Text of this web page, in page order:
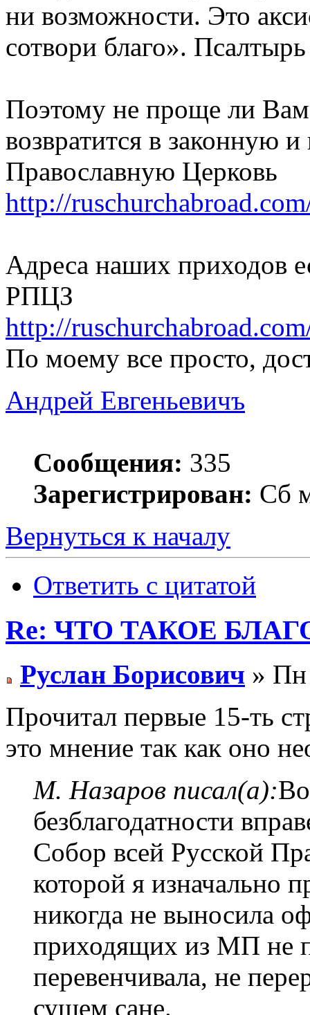
ни возможности. Это
сотвори благо».
Поэтому не проще ли
возвратится в законную
Православную Церковь
http://
Адреса наших приходов
РПЦЗ
http://
По моему все просто,
Андрей Евгеньевичъ
Сообщения: 335
Зарегистрирован: Сб
Вернуться к началу
Ответить с цитатой
Re: ЧТО ТАКОЕ
Руслан Борисович » Пн
Прочитал первые 15-ть
это мнение так как оно
М. Назаров писал(а):
безблагодатности
Собор всей Русской
которой я изначально
никогда не выносила
приходящих из МП не
перевенчивала, не
сущем сане.